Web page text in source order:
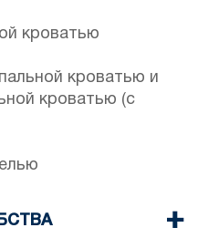
кроватью
кроватью и
кроватью (с